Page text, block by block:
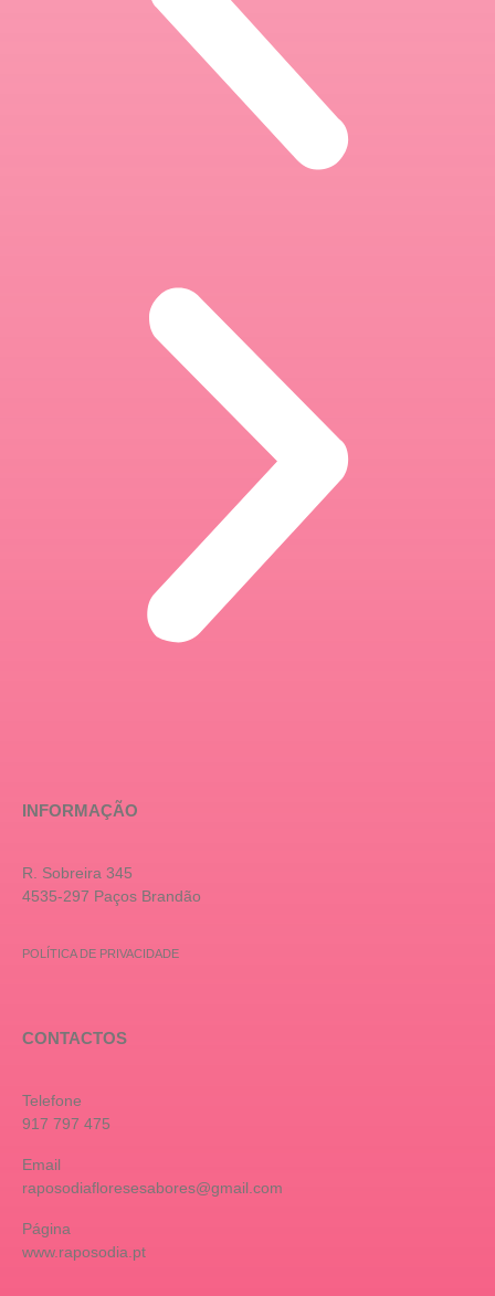
INFORMAÇÃO
R. Sobreira 345
4535-297 Paços Brandão
POLÍTICA DE PRIVACIDADE
CONTACTOS
Telefone
917 797 475
Email
raposodiafloresesabores@gmail.com
Página
www.raposodia.pt